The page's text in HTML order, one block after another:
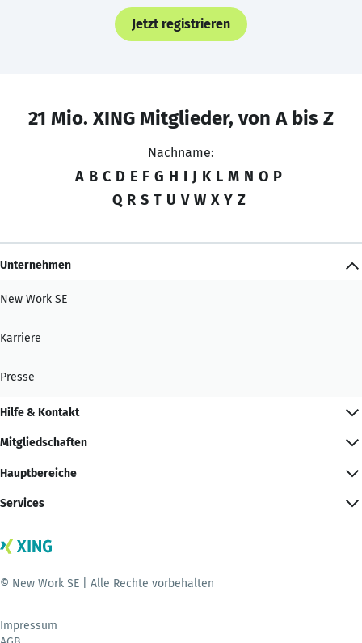
Jetzt registrieren
21 Mio. XING Mitglieder, von A bis Z
Nachname:
A B C D E F G H I J K L M N O P
Q R S T U V W X Y Z
Unternehmen
New Work SE
Karriere
Presse
Hilfe & Kontakt
Mitgliedschaften
Hauptbereiche
Services
© New Work SE | Alle Rechte vorbehalten
Impressum